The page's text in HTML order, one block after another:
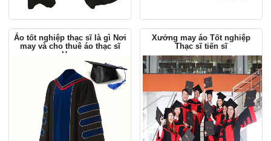
Áo tốt nghiệp thạc sĩ là gì Nơi
may và cho thuê áo thạc sĩ
Hcm
Xưởng may áo Tốt nghiệp
Thạc sĩ tiến sĩ